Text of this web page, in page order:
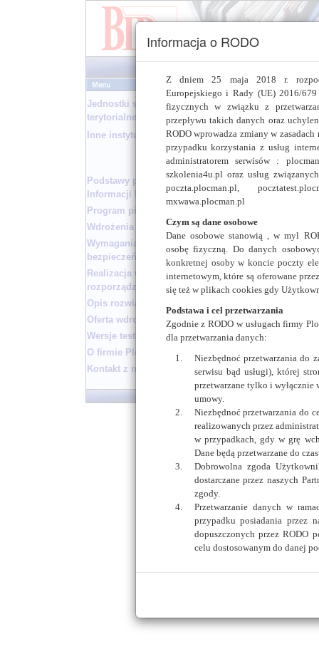
Jednostki samorządu
terytorialnego
Inne instytucje
Podstawy prawne Biuletynu
Informacji Publicznej
Program pilotażowy
Wdrożenia wzorcowe
Wymagania w zakresie
bezpieczeństwa serwisu BIP
Realizacja wymogów
rozporządzenia
Opis rozwiązania
Oferta wdrożenia
Wersje testowe biuletynu
O firmie Plocman
Kontakt z nami
W ramach prac
Starostwo
Urząd Gminy
Ich wybór był
ułatwić pracę
pracownicy
następnie
do Ustawy oraz
przyjaznego dla
prawnych.
Informacja o RODO
Z dniem 25 maja 2018 r.
Europejskiego i Rady (UE) 2016/
fizycznych w związku z
przepływu takich danych oraz
RODO wprowadza zmiany w
przypadku korzystania z usług
administratorem serwisów :
szkolenia4u.pl oraz usług
poczta.plocman.pl,
mxwawa.plocman.pl
Czym są dane osobowe
Dane osobowe stanowią , w myl
osobę fizyczną. Do danych
konkretnej osoby w koncie poczty
internetowym, które są oferowane
się też w plikach cookies gdy
Podstawa i cel przetwarzania
Zgodnie z RODO w usługach firmy
dla przetwarzania danych:
Niezbędnoć przetwarzania do
serwisu bąd usługi), której
przetwarzane tylko i wyłącznie
umowy.
Niezbędnoć przetwarzania do
realizowanych przez
w przypadkach, gdy w grę
Dane będą przetwarzane do
Dobrowolna zgoda
dostarczane przez naszych
zgody.
Przetwarzanie danych w
przypadku posiadania przez
dopuszczonych przez RODO
celu dostosowanym do danej